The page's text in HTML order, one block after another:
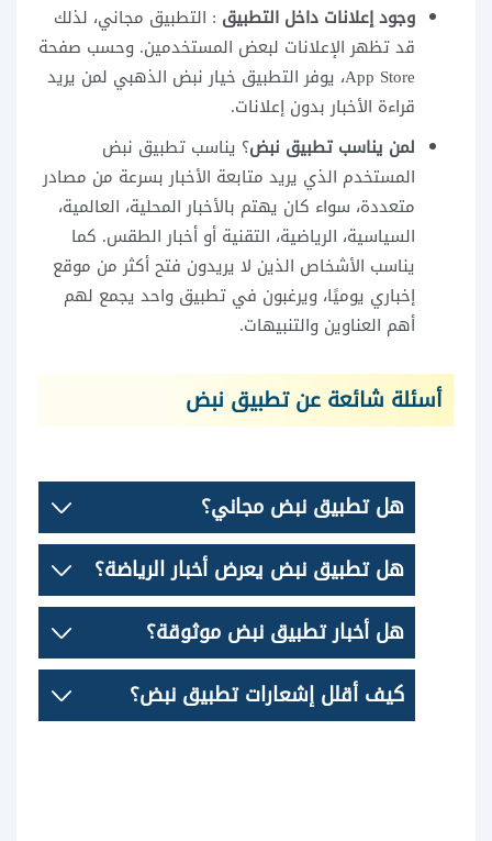
وجود إعلانات داخل التطبيق : التطبيق مجاني، لذلك
قد تظهر الإعلانات لبعض المستخدمين. وحسب صفحة
App Store، يوفر التطبيق خيار نبض الذهبي لمن يريد
قراءة الأخبار بدون إعلانات.
لمن يناسب تطبيق نبض؟ يناسب تطبيق نبض
المستخدم الذي يريد متابعة الأخبار بسرعة من مصادر
متعددة، سواء كان يهتم بالأخبار المحلية، العالمية،
السياسية، الرياضية، التقنية أو أخبار الطقس. كما
يناسب الأشخاص الذين لا يريدون فتح أكثر من موقع
إخباري يوميًا، ويرغبون في تطبيق واحد يجمع لهم
أهم العناوين والتنبيهات.
أسئلة شائعة عن تطبيق نبض
هل تطبيق نبض مجاني؟
هل تطبيق نبض يعرض أخبار الرياضة؟
هل أخبار تطبيق نبض موثوقة؟
كيف أقلل إشعارات تطبيق نبض؟